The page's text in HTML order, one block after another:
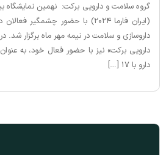
گروه سلامت و دارویی برکت: نهمین نمایشگاه
(ایران‌ فارما ۲۰۲۴) با حضور
داروسازی و سلامت در نیمه مهر ماه برگزار شد.
دارویی برکت» نیز با حضور فعال خود، به
دارو با ۱۷ […]